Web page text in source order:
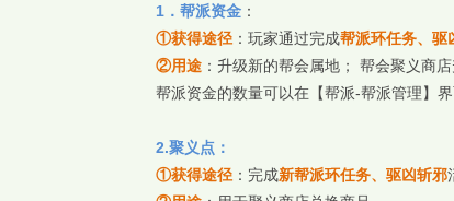
1．帮派资金 ：
①获得途径 ：玩家通过完成帮派环任务、驱
②用途 ：升级新的帮会属地； 帮会聚义商
帮派资金的数量可以在【帮派-帮派管理】
2.聚义点：
①获得途径 ：完成新帮派环任务、驱凶斩邪